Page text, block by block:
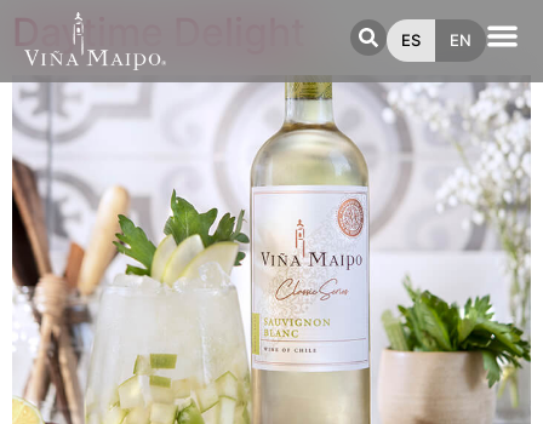
ES EN
Daytime Delight